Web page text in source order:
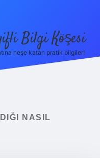
Bilgi Köşesi
neşe katan pratik bilgiler!
NASIL